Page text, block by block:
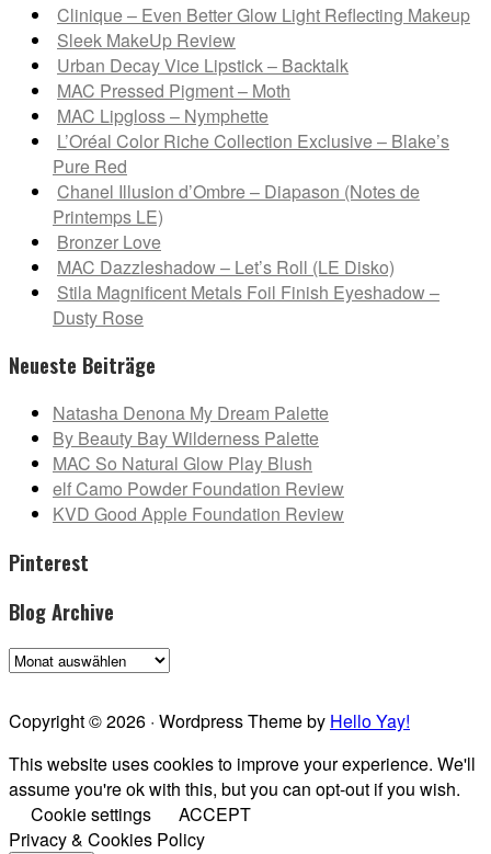
Clinique – Even Better Glow Light Reflecting Makeup
Sleek MakeUp Review
Urban Decay Vice Lipstick – Backtalk
MAC Pressed Pigment – Moth
MAC Lipgloss – Nymphette
L’Oréal Color Riche Collection Exclusive – Blake’s
Pure Red
Chanel Illusion d’Ombre – Diapason (Notes de
Printemps LE)
Bronzer Love
MAC Dazzleshadow – Let’s Roll (LE Disko)
Stila Magnificent Metals Foil Finish Eyeshadow –
Dusty Rose
Neueste Beiträge
Natasha Denona My Dream Palette
By Beauty Bay Wilderness Palette
MAC So Natural Glow Play Blush
elf Camo Powder Foundation Review
KVD Good Apple Foundation Review
Pinterest
Blog Archive
Blog
Copyright © 2026 · Wordpress Theme by Hello Yay!
This website uses cookies to improve your experience. We'll
assume you're ok with this, but you can opt-out if you wish.
Cookie settings
ACCEPT
Privacy & Cookies Policy